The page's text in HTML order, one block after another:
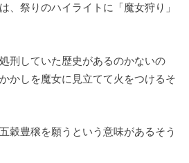
、祭りのハイライトに「魔女狩り」
刑していた歴史があるのかないの
かしを魔女に見立てて火をつけるそ
穀豊穣を願うという意味があるそう